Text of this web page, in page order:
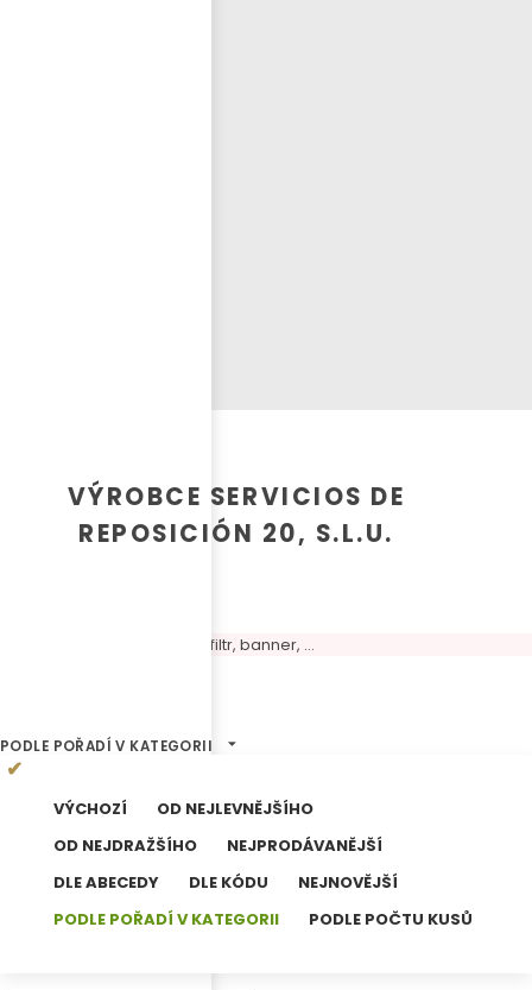
VÝROBCE SERVICIOS DE
REPOSICIÓN 20, S.L.U.
Volný panel, možné umístit filtr, banner, ...
PODLE POŘADÍ V KATEGORII
VÝCHOZÍ
OD NEJLEVNĚJŠÍHO
OD NEJDRAŽŠÍHO
NEJPRODÁVANĚJŠÍ
DLE ABECEDY
DLE KÓDU
NEJNOVĚJŠÍ
PODLE POŘADÍ V KATEGORII
PODLE POČTU KUSŮ